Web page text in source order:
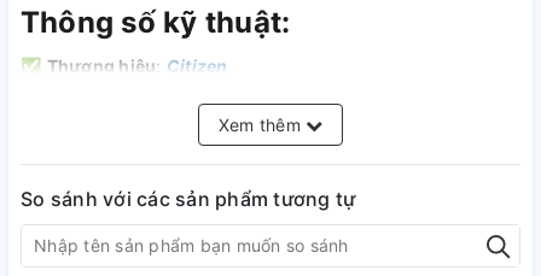
Thông số kỹ thuật:
✅ Thương hiệu: Citizen
: Automatic (Tự động lên cót)
Chất liệu mặt kính: Sapphire nguyên khối, chống trầy
✅ Kích thước mặt : 40mm - Hoàn hảo cho cổ tay nam giới
✅Chất liệu dây: Thép không gỉ 316L mạ vàng công nghệ
Xem thêm
So sánh với các sản phẩm tương tự